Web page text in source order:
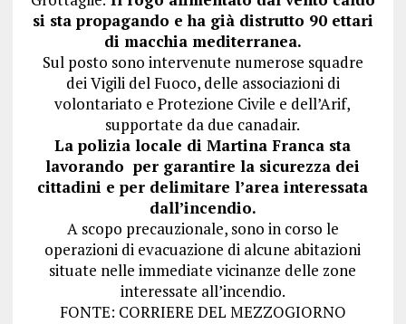
si sta propagando e ha già distrutto 90 ettari
di macchia mediterranea.
Sul posto sono intervenute numerose squadre
dei Vigili del Fuoco, delle associazioni di
volontariato e Protezione Civile e dell’Arif,
supportate da due canadair.
La polizia locale di Martina Franca sta
lavorando per garantire la sicurezza dei
cittadini e per delimitare l’area interessata
dall’incendio.
A scopo precauzionale, sono in corso le
operazioni di evacuazione di alcune abitazioni
situate nelle immediate vicinanze delle zone
interessate all’incendio.
FONTE: CORRIERE DEL MEZZOGIORNO